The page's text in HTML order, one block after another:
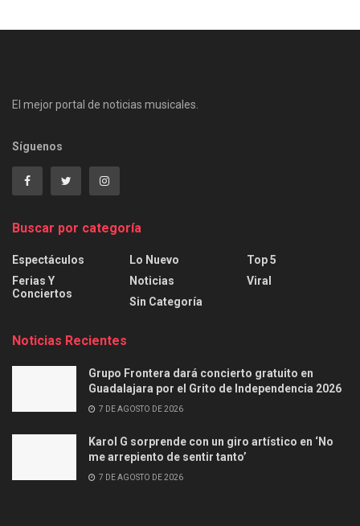
El mejor portal de noticias musicales.
Síguenos
Buscar por categoría
Espectáculos
Ferias Y
Conciertos
Lo Nuevo
Noticias
Sin Categoría
Top 5
Viral
Noticias Recientes
Grupo Frontera dará concierto gratuito en
Guadalajara por el Grito de Independencia 2026
7 DE AGOSTO DE 2026
Karol G sorprende con un giro artístico en ‘No
me arrepiento de sentir tanto’
7 DE AGOSTO DE 2026